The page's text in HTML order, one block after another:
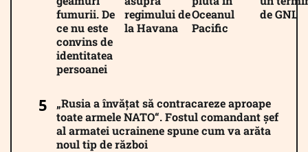
fumurii. De
ce nu este
convins de
identitatea
persoanei
regimului de
la Havana
Oceanul
Pacific
de GNL
„Rusia a învățat să contracareze aproape
toate armele NATO“. Fostul comandant șef
al armatei ucrainene spune cum va arăta
noul tip de război